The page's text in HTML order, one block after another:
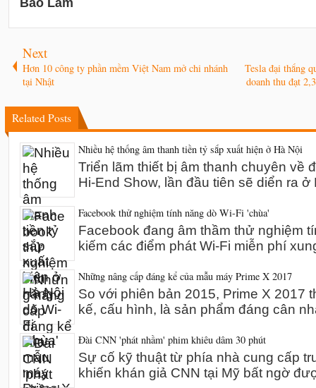
Next
Hơn 10 công ty phần mềm Việt Nam mở chi nhánh
tại Nhật
Tesla đại thắng
doanh thu đạt
Related Posts
Nhiều hệ thống âm thanh tiền tỷ sắp xuất hiện ở Hà Nội
Triển lãm thiết bị âm thanh chuyên về
Hi-End Show, lần đầu tiên sẽ diển ra
Facebook thử nghiệm tính năng dò Wi-Fi 'chùa'
Facebook đang âm thầm thử nghiệm
kiếm các điểm phát Wi-Fi miễn phí
Những nâng cấp đáng kể của mẫu máy Prime X 2017
So với phiên bản 2015, Prime X 2017
kế, cấu hình, là sản phẩm đáng cân
Đài CNN 'phát nhầm' phim khiêu dâm 30 phút
Sự cố kỹ thuật từ phía nhà cung cấp
khiến khán giả CNN tại Mỹ bất ngờ